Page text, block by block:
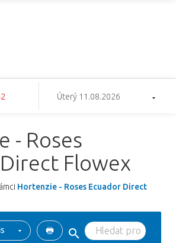
Úterý 11.08.2026
- Roses
Flowex
Hortenzie - Roses Ecuador Direct